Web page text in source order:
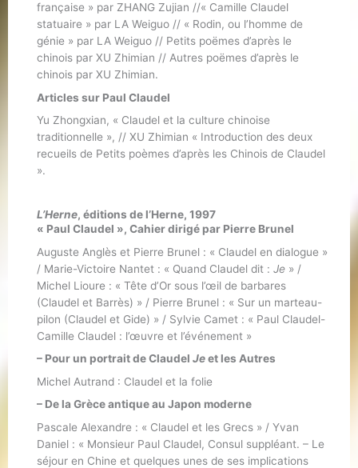
française » par ZHANG Zujian //« Camille Claudel
statuaire » par LA Weiguo // « Rodin, ou l’homme de
génie » par LA Weiguo // Petits poëmes d’après le
chinois par XU Zhimian // Autres poëmes d’après le
chinois par XU Zhimian.
Articles sur Paul Claudel
Yu Zhongxian, « Claudel et la culture chinoise
traditionnelle », // XU Zhimian « Introduction des deux
recueils de Petits poèmes d’après les Chinois de Claudel
».
L’Herne, éditions de l’Herne, 1997
« Paul Claudel », Cahier dirigé par Pierre Brunel
Auguste Anglès et Pierre Brunel : « Claudel en dialogue »
/ Marie-Victoire Nantet : « Quand Claudel dit : Je » /
Michel Lioure : « Tête d’Or sous l’œil de barbares
(Claudel et Barrès) » / Pierre Brunel : « Sur un marteau-
pilon (Claudel et Gide) » / Sylvie Camet : « Paul Claudel-
Camille Claudel : l’œuvre et l’événement »
– Pour un portrait de Claudel Jeet les Autres
Michel Autrand : Claudel et la folie
– De la Grèce antique au Japon moderne
Pascale Alexandre : « Claudel et les Grecs » / Yvan
Daniel : « Monsieur Paul Claudel, Consul suppléant. – Le
séjour en Chine et quelques unes de ses implications